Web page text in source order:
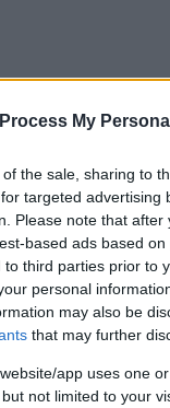
My
the sale, sharing to
targeted
Please note that
based ads based
to third parties prior to
personal
may also be
that may further
app uses one
not limited to your